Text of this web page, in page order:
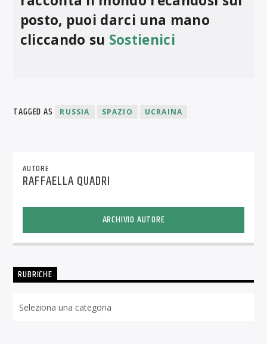
posto, puoi darci una mano
cliccando su Sostienici
TAGGED AS RUSSIA SPAZIO UCRAINA
AUTORE
RAFFAELLA QUADRI
ARCHIVIO AUTORE
RUBRICHE